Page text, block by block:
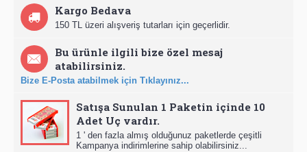
Kargo Bedava
150 TL üzeri alışveriş tutarları için geçerlidir.
Bu ürünle ilgili bize özel mesaj
atabilirsiniz.
Bize E-Posta atabilmek için Tıklayınız...
Satışa Sunulan 1 Paketin içinde 10
Adet Uç vardır.
1 ' den fazla almış olduğunuz paketlerde çeşitli
Kampanya indirimlerine sahip olabilirsiniz...